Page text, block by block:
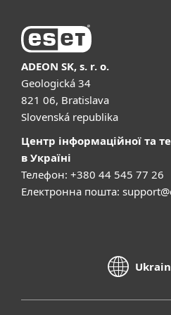
ADEON SK, s. r. o.
Geologická 34
821 06, Bratislava
Slovenská republika
Центр інформаційної та
в Україні
Телефон: +380 44 545 77 26
Електронна пошта: